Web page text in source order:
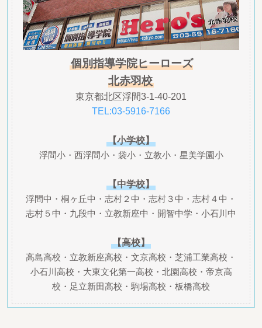
個別指導学院ヒーローズ
北赤羽校
東京都北区浮間3-1-40-201
TEL:03-5916-7166
【小学校】
浮間小・西浮間小・袋小・立教小・星美学園小
【中学校】
浮間中・桐ヶ丘中・志村２中・志村３中・志村４中・
志村５中・九段中・立教新座中・開智中学・小石川中
【高校】
高島高校・立教新座高校・文京高校・芝浦工業高校・
小石川高校・大東文化第一高校・北園高校・帝京高
校・足立新田高校・駒場高校・板橋高校